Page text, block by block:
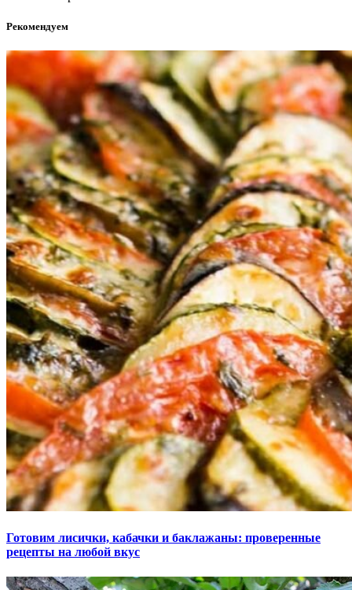
Рекомендуем
Готовим лисички, кабачки и баклажаны: проверенные
рецепты на любой вкус